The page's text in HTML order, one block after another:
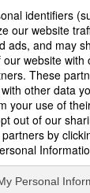
ト）
ァイル収録）
「留意点（文
が含まれてい
ることがで
での日本語
人
に慣れる練習
きます。
力を伸ばす練
learning
Rights